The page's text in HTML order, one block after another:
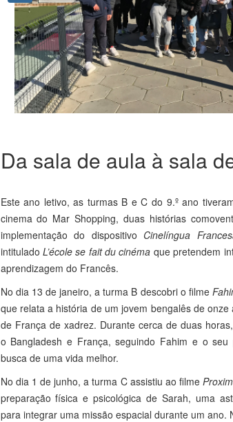
Da sala de aula à sala
Este ano letivo, as turmas B e C do 9.º ano
cinema do Mar Shopping, duas histórias
implementação do dispositivo Cinelíngua
intitulado L’école se fait du cinéma que pretendem
aprendizagem do Francês.
No dia 13 de janeiro, a turma B descobri o filme
que relata a história de um jovem bengalês de
de França de xadrez. Durante cerca de duas
o Bangladesh e França, seguindo Fahim e o
busca de uma vida melhor.
No dia 1 de junho, a turma C assistiu ao filme
preparação física e psicológica de Sarah, uma
para integrar uma missão espacial durante um ano.